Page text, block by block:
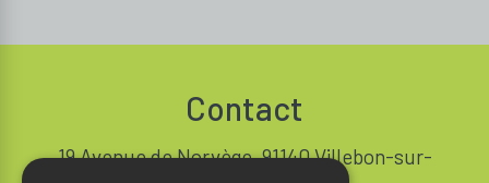
Contact
19 Avenue de Norvège, 91140 Villebon-sur-